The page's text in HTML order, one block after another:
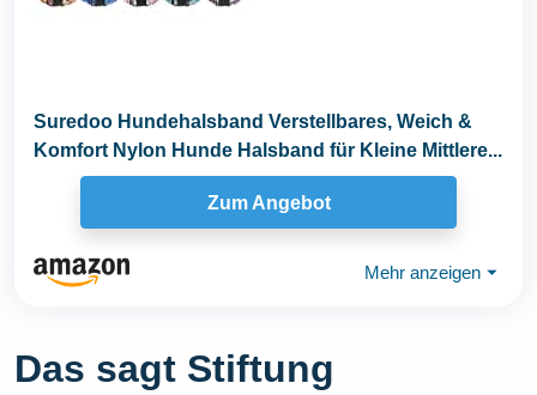
Suredoo Hundehalsband Verstellbares, Weich &
Komfort Nylon Hunde Halsband für Kleine Mittlere...
Zum Angebot
Mehr anzeigen ⏷
Das sagt Stiftung